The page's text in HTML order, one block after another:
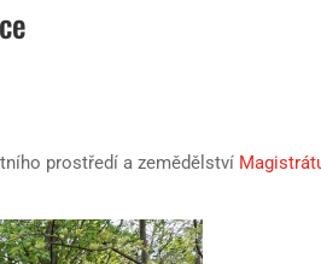
prostředí a zemědělství